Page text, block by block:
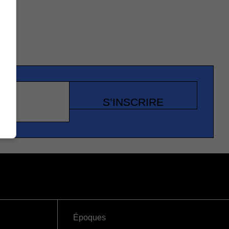
S’INSCRIRE
Époques